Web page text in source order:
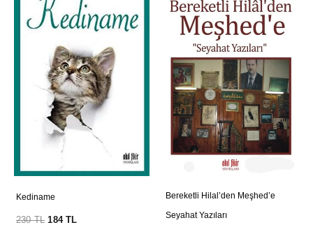
Kediname
230TL 184TL
Bereketli Hilal’den Meşhed’e
Seyahat Yazıları